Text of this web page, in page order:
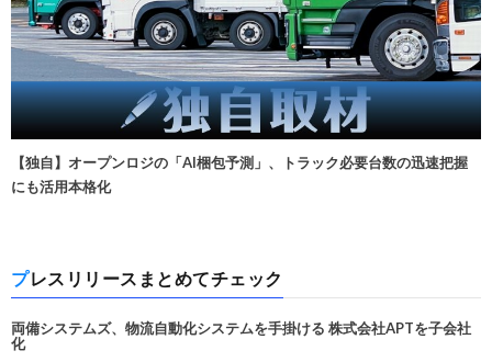
【独自】オープンロジの「AI梱包予測」、トラック必要台数の迅速把握
にも活用本格化
プレスリリースまとめてチェック
両備システムズ、物流自動化システムを手掛ける 株式会社APTを子会社
化